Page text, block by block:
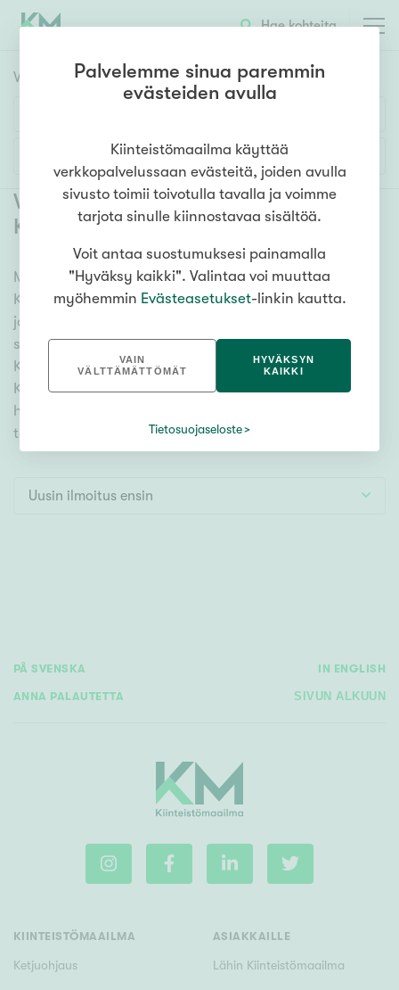
Hae kohteita
Vuokrakohteet
1h 2h 3h 4h 5h+
Asuntotyyppi
Kerros-/luhtitalo
Rivitalo/paritalo
Omakoti-/erillistalo
Maa- tai metsätila
Vapaa-ajan asunto
Autotalli
Kokonaispinta-ala
m²
Lisää hakuehtoja
Vuokrattavat asunnot Valkeakoski
Keskusta
Meiltä löydät vuokrattavat asunnot Valkeakoski
Keskusta, oli tarpeesi mikä vain! Tuhansien kohteiden
ja satojen kiinteistönvälittäjien verkostomme auttaa
sinua kenties elämäsi tärkeimmässä päätöksessä.
Katso alta kaikki vuokrattavat asunnot Valkeakoski
Keskusta. Hyödynnä myös kätevää
hakutyökaluamme, jonka avulla löydät omien
toiveidesi mukaisen kodin.
Uusin ilmoitus ensin
PÅ SVENSKA IN ENGLISH
ANNA PALAUTETTA SIVUN ALKUUN
KIINTEISTÖMAAILMA
Ketjuohjaus
ASIAKKAILLE
Lähin Kiinteistömaailma
Palvelemme sinua paremmin
evästeiden avulla
Kiinteistömaailma käyttää
verkkopalvelussaan evästeitä, joiden avulla
sivusto toimii toivotulla tavalla ja voimme
tarjota sinulle kiinnostavaa sisältöä.
Voit antaa suostumuksesi painamalla
"Hyväksy kaikki". Valintaa voi muuttaa
myöhemmin Evästeasetukset-linkin kautta.
VAIN
VÄLTTÄMÄTTÖMÄT
HYVÄKSYN
KAIKKI
Tietosuojaseloste